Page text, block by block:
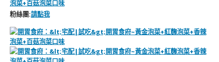
粉絲團:請點我